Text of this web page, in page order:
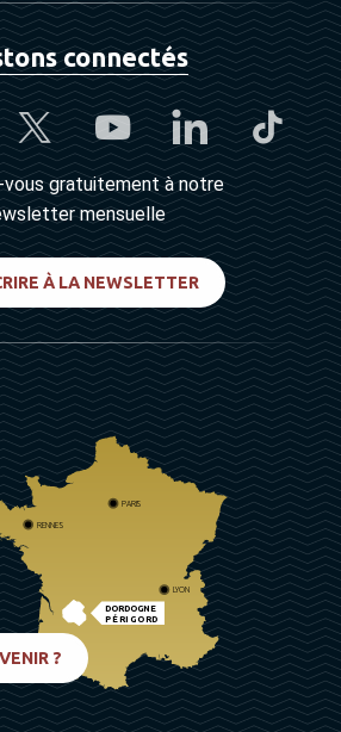
connectés
vous gratuitement à notre
mensuelle
À LA NEWSLETTER
DORDOGNE
PÉRIGORD
PARIS
RENNES
LYON
?